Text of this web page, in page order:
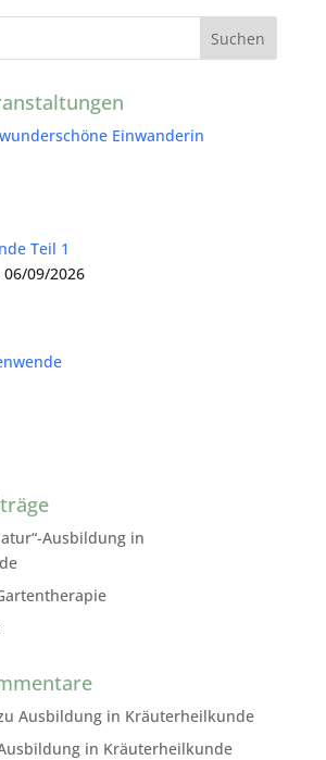
Einwanderin
Teil 1
09/2026
Ausbildung in
Ausbildung in Kräuterheilkunde
in Kräuterheilkunde